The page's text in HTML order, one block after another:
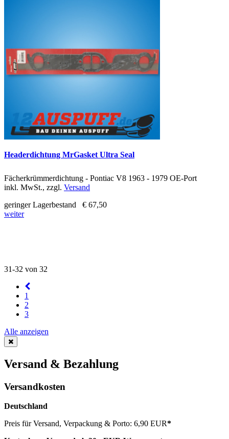
Headerdichtung MrGasket Ultra Seal
Fächerkrümmerdichtung - Pontiac V8 1963 - 1979 OE-Port
inkl. MwSt., zzgl. Versand
geringer Lagerbestand
€ 67,50
weiter
31-32 von 32
1
2
3
Alle anzeigen
Versand & Bezahlung
Versandkosten
Deutschland
Preis für Versand, Verpackung & Porto: 6,90 EUR*